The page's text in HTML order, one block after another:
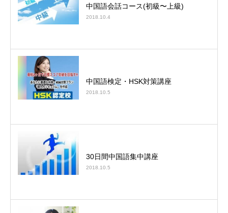
中国語会話コース(初級〜上級)
2018.10.4
中国語検定・HSK対策講座
2018.10.5
30日間中国語集中講座
2018.10.5